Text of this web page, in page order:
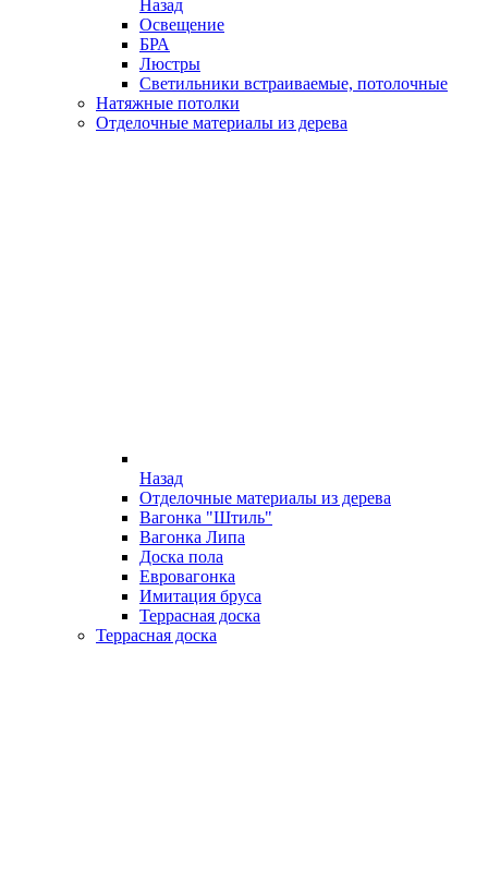
Назад
Освещение
БРА
Люстры
Светильники встраиваемые, потолочные
Натяжные потолки
Отделочные материалы из дерева
Назад
Отделочные материалы из дерева
Вагонка "Штиль"
Вагонка Липа
Доска пола
Евровагонка
Имитация бруса
Террасная доска
Террасная доска